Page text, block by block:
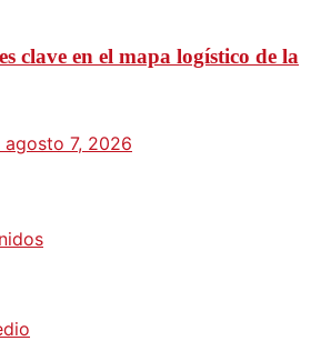
clave en el mapa logístico de la
agosto 7, 2026